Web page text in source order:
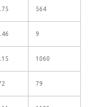
564
9
1060
79